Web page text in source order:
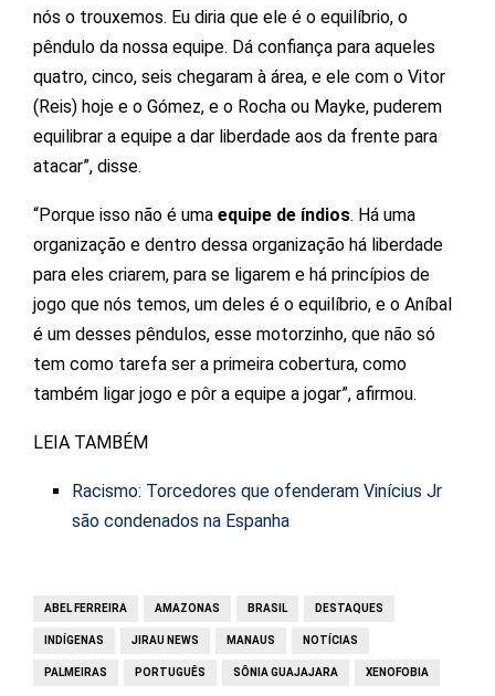
nós o trouxemos. Eu diria que ele é o equilíbrio, o
pêndulo da nossa equipe. Dá confiança para aqueles
quatro, cinco, seis chegaram à área, e ele com o Vitor
(Reis) hoje e o Gómez, e o Rocha ou Mayke, puderem
equilibrar a equipe a dar liberdade aos da frente para
atacar”, disse.
“Porque isso não é uma equipe de índios. Há uma
organização e dentro dessa organização há liberdade
para eles criarem, para se ligarem e há princípios de
jogo que nós temos, um deles é o equilíbrio, e o Aníbal
é um desses pêndulos, esse motorzinho, que não só
tem como tarefa ser a primeira cobertura, como
também ligar jogo e pôr a equipe a jogar”, afirmou.
LEIA TAMBÉM
Racismo: Torcedores que ofenderam Vinícius Jr
são condenados na Espanha
ABEL FERREIRA AMAZONAS BRASIL DESTAQUES
INDÍGENAS JIRAU NEWS MANAUS NOTÍCIAS
PALMEIRAS PORTUGUÊS SÔNIA GUAJAJARA XENOFOBIA